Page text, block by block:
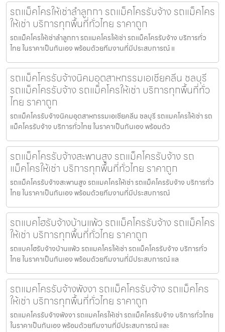
รถแม็คโครให้เช่าลำลูกกา รถแม็คโครรับจ้าง รถแม็คโคร
ให้เช่า บริการทุกพื้นที่ทั่วไทย ราคาถูก
รถแม็คโครให้เช่าลำลูกกา รถแมคโครให้เช่า รถแม็คโครรับจ้าง บริการทั่ว
ไทย ในราคาเป็นกันเอง พร้อมด้วยทีมงานที่มีประสบการณ์ แ
รถแม็คโครรับจ้างนิคมอุตสาหกรรมเอเชียคลีน ชลบุรี
รถแม็คโครรับจ้าง รถแม็คโครให้เช่า บริการทุกพื้นที่ทั่ว
ไทย ราคาถูก
รถแม็คโครรับจ้างนิคมอุตสาหกรรมเอเชียคลีน ชลบุรี รถแมคโครให้เช่า รถ
แม็คโครรับจ้าง บริการทั่วไทย ในราคาเป็นกันเอง พร้อมด้ว
รถแม็คโครรับจ้างสะพานสูง รถแม็คโครรับจ้าง รถ
แม็คโครให้เช่า บริการทุกพื้นที่ทั่วไทย ราคาถูก
รถแม็คโครรับจ้างสะพานสูง รถแมคโครให้เช่า รถแม็คโครรับจ้าง บริการทั่ว
ไทย ในราคาเป็นกันเอง พร้อมด้วยทีมงานที่มีประสบการณ์
รถแบคโฮรับจ้างบ้านแพ้ว รถแม็คโครรับจ้าง รถแม็คโคร
ให้เช่า บริการทุกพื้นที่ทั่วไทย ราคาถูก
รถแบคโฮรับจ้างบ้านแพ้ว รถแมคโครให้เช่า รถแม็คโครรับจ้าง บริการทั่ว
ไทย ในราคาเป็นกันเอง พร้อมด้วยทีมงานที่มีประสบการณ์ แล
รถแมคโครรับจ้างพังงา รถแม็คโครรับจ้าง รถแม็คโคร
ให้เช่า บริการทุกพื้นที่ทั่วไทย ราคาถูก
รถแมคโครรับจ้างพังงา รถแมคโครให้เช่า รถแม็คโครรับจ้าง บริการทั่วไทย
ในราคาเป็นกันเอง พร้อมด้วยทีมงานที่มีประสบการณ์ และ